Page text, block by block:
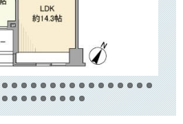
す！
「クイーンズ伊勢丹」「まいばすけっ
食店なども多数あり、日々のお買い物に
文京シビックセンター」や、複合アミュ
ティ」などがございます！